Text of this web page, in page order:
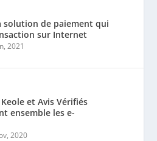
solution de paiement qui
sur Internet
2021
et Avis Vérifiés
ensemble les e-
2020